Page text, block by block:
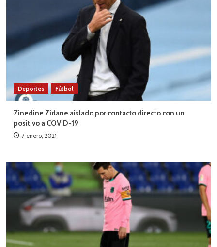
Deportes Fútbol
Zinedine Zidane aislado por contacto directo con un
positivo a COVID-19
7 enero, 2021